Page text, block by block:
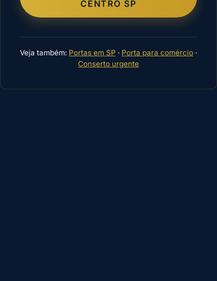
CENTRO SP
Veja também: Portas em SP · Porta para comércio ·
Conserto urgente